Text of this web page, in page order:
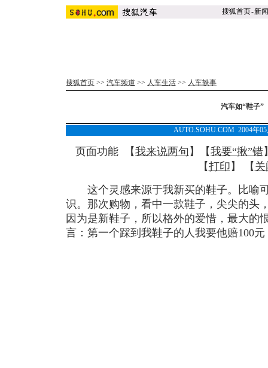
搜狐首页-新闻
搜狐首页 >> 汽车频道 >> 人车生活 >> 人车轶事
汽车如“鞋子”
AUTO.SOHU.COM 2004年
页面功能 【我来说两句 】【我要“揪”错
【打印 】 【 关
这个灵感来源于我新买的鞋子。比喻
识。那次购物，看中一款鞋子，尖尖的头
因为是新鞋子，所以格外的爱惜，最大的
言：第一个踩到我鞋子的人我要他赔100